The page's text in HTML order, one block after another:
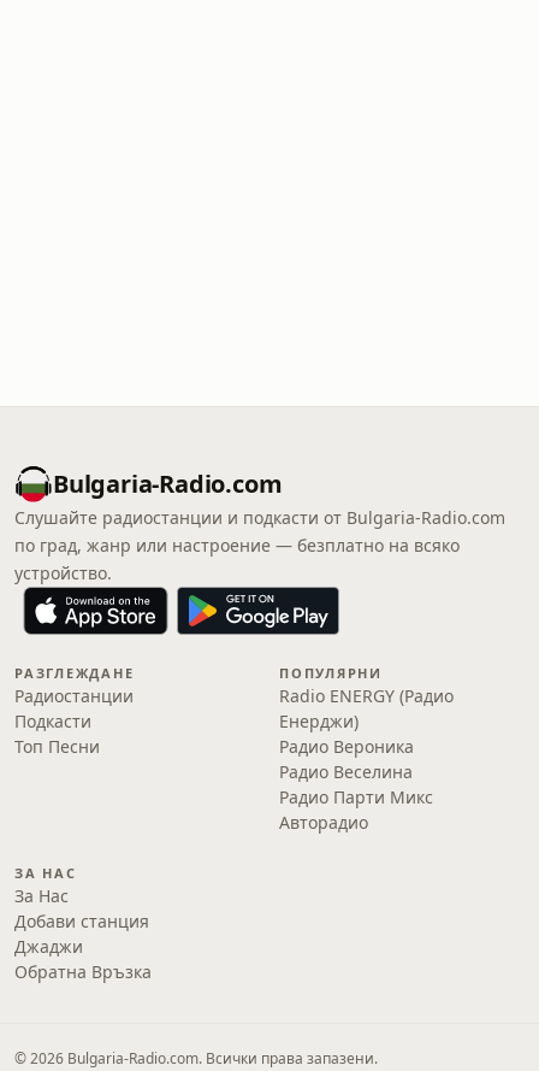
Bulgaria-Radio.com
Слушайте радиостанции и подкасти от Bulgaria-Radio.com
по град, жанр или настроение — безплатно на всяко
устройство.
РАЗГЛЕЖДАНЕ
Радиостанции
Подкасти
Топ Песни
ПОПУЛЯРНИ
Radio ENERGY (Радио
Енерджи)
Радио Вероника
Радио Веселина
Радио Парти Микс
Авторадио
ЗА НАС
За Нас
Добави станция
Джаджи
Обратна Връзка
© 2026 Bulgaria-Radio.com. Всички права запазени.